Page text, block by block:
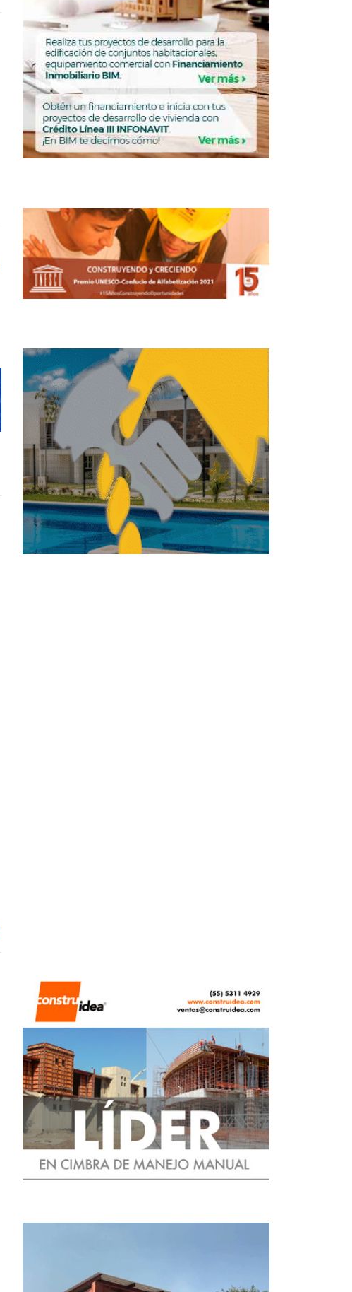
Proyecta Vinte desarrollar 32,000
URBANISMO
Ecobici activará
estaciones temporales